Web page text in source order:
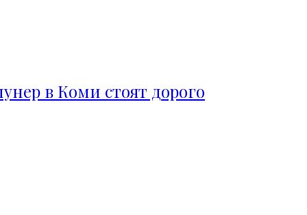
в Коми стоят дорого